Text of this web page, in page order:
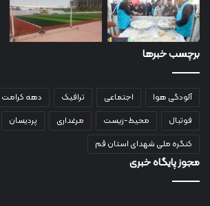
برچسب خبرها
آلودگی هوا اجتماعی ترافیک دهه کرامت
فوتبال
محیط-زیست مرغداری
پردیسان
کنگره ملی شهدای استان قم
مجوز پایگاه خبری